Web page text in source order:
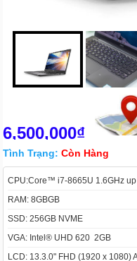
6,500,000₫
Tình Trạng: Còn Hàng
CPU:Core™ i7-8665U 1.6GHz
RAM: 8GBGB
SSD: 256GB NVME
VGA: Intel® UHD 620 2GB
LCD: 13.3.0" FHD (1920 x 1080)